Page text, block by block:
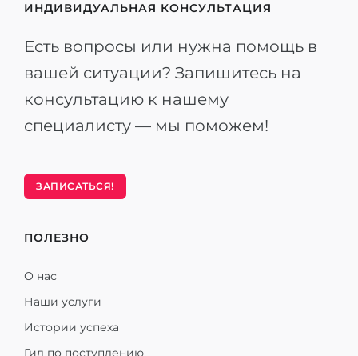
ИНДИВИДУАЛЬНАЯ КОНСУЛЬТАЦИЯ
Есть вопросы или нужна помощь в
вашей ситуации? Запишитесь на
консультацию к нашему
специалисту — мы поможем!
ЗАПИСАТЬСЯ!
ПОЛЕЗНО
О нас
Наши услуги
Истории успеха
Гид по поступлению